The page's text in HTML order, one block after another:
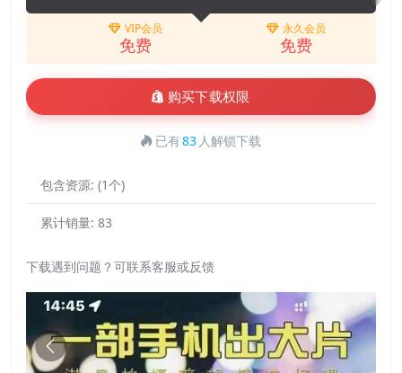
VIP会员
免费
永久会员
免费
购买下载权限
已有83 人解锁下载
包含资源: (1个)
累计销量: 83
下载遇到问题？可联系客服或反馈